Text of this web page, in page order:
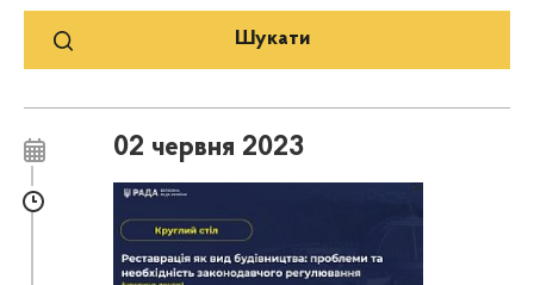
02 червня 2023